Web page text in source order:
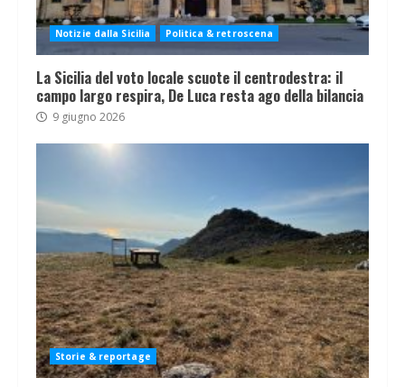
Notizie dalla Sicilia Politica & retroscena
La Sicilia del voto locale scuote il centrodestra: il
campo largo respira, De Luca resta ago della bilancia
9 giugno 2026
Storie & reportage